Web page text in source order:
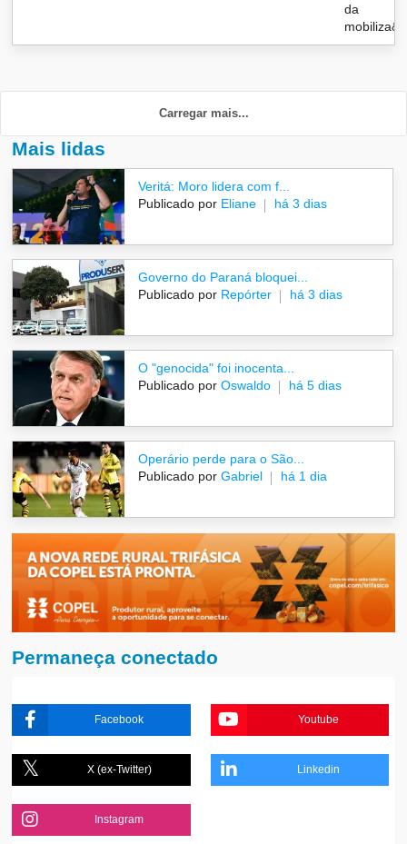
da
Carregar mais...
Mais lidas
Veritá: Moro lidera com f...
Publicado por Eliane há 3 dias
Governo do Paraná bloquei...
Publicado por Repórter há 3 dias
O "genocida" foi inocenta...
Publicado por Oswaldo há 5 dias
Operário perde para o São...
Publicado por Gabriel há 1 dia
Permaneça conectado
Facebook Youtube
X (ex-Twitter) Linkedin
Instagram